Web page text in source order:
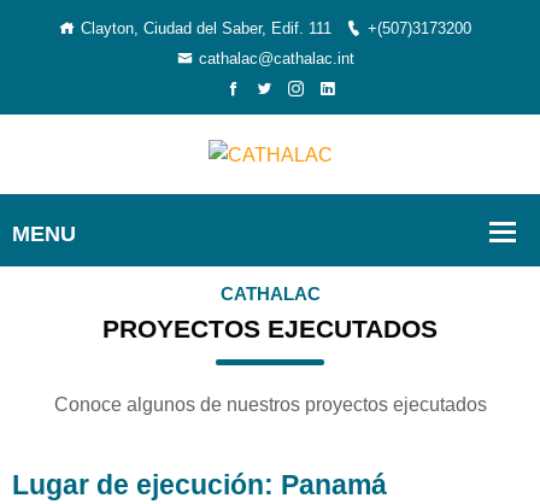
Clayton, Ciudad del Saber, Edif. 111
+(507)3173200
cathalac@cathalac.int
CATHALAC
PROYECTOS EJECUTADOS
Conoce algunos de nuestros proyectos ejecutados
Lugar de ejecución: Panamá